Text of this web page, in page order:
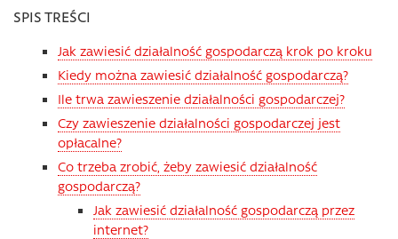
SPIS TREŚCI
Jak zawiesić działalność gospodarczą krok po kroku
Kiedy można zawiesić działalność gospodarczą?
Ile trwa zawieszenie działalności gospodarczej?
Czy zawieszenie działalności gospodarczej jest
opłacalne?
Co trzeba zrobić, żeby zawiesić działalność
gospodarczą?
Jak zawiesić działalność gospodarczą przez
internet?